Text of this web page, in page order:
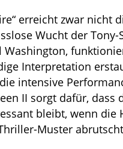
erreicht zwar nicht
Wucht der Tony-
Washington,
Interpretation
intensive
II sorgt dafür, dass
bleibt, wenn die
Muster